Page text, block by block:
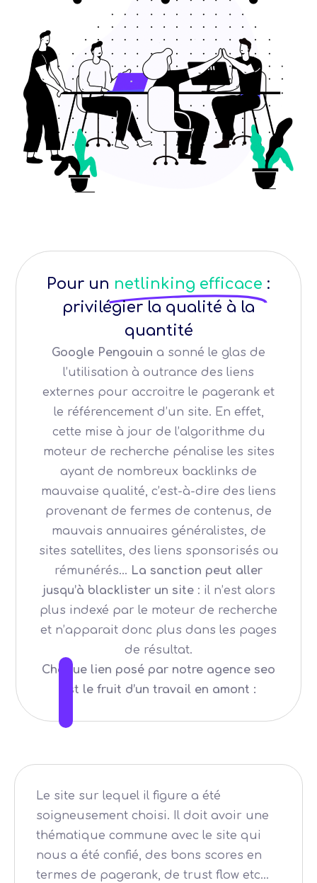
Pour un netlinking efficace :
privilégier la qualité à la
quantité
Google Pengouin a sonné le glas de
l’utilisation à outrance des liens
externes pour accroitre le pagerank et
le référencement d’un site. En effet,
cette mise à jour de l’algorithme du
moteur de recherche pénalise les sites
ayant de nombreux backlinks de
mauvaise qualité, c’est-à-dire des liens
provenant de fermes de contenus, de
mauvais annuaires généralistes, de
sites satellites, des liens sponsorisés ou
rémunérés… La sanction peut aller
jusqu’à blacklister un site: il n’est alors
plus indexé par le moteur de recherche
et n’apparait donc plus dans les pages
de résultat.
Chaque lien posé par notre agence seo
est le fruit d’un travail en amont :
Le site sur lequel il figure a été
soigneusement choisi. Il doit avoir une
thématique commune avec le site qui
nous a été confié, des bons scores en
termes de pagerank, de trust flow etc…